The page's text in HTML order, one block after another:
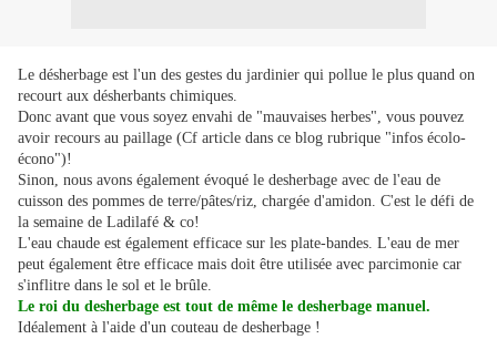
Le désherbage est l'un des gestes du jardinier qui pollue le plus quand on
recourt aux désherbants chimiques.
Donc avant que vous soyez envahi de "mauvaises herbes", vous pouvez
avoir recours au paillage (Cf article dans ce blog rubrique "infos écolo-
écono")!
Sinon, nous avons également évoqué le desherbage avec de l'eau de
cuisson des pommes de terre/pâtes/riz, chargée d'amidon. C'est le défi de
la semaine de Ladilafé & co!
L'eau chaude est également efficace sur les plate-bandes. L'eau de mer
peut également être efficace mais doit être utilisée avec parcimonie car
s'inflitre dans le sol et le brûle.
Le roi du desherbage est tout de même le desherbage manuel.
Idéalement à l'aide d'un couteau de desherbage !